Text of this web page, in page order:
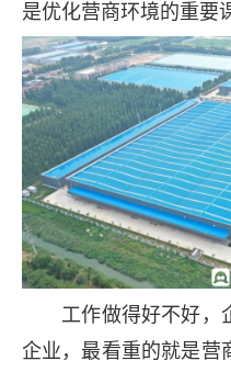
是优化营商环境的重要
工作做得好不好，
企业，最看重的就是营